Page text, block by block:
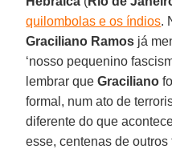
quilombolas e os índios.
Graciliano Ramos já
‘nosso pequenino
lembrar queGraciliano
formal, num ato de
diferente do que
esse, centenas de